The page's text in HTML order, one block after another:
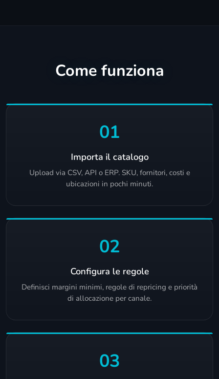
Come funziona
01
Importa il catalogo
Upload via CSV, API o ERP. SKU, fornitori, costi e
ubicazioni in pochi minuti.
02
Configura le regole
Definisci margini minimi, regole di repricing e priorità
di allocazione per canale.
03